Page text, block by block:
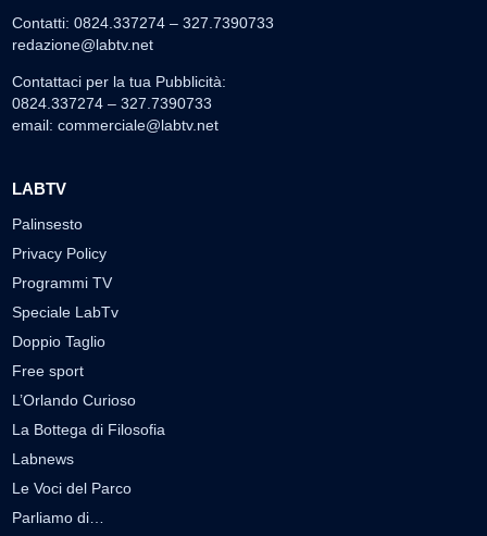
Contatti: 0824.337274 – 327.7390733
redazione@labtv.net
Contattaci per la tua Pubblicità:
0824.337274 – 327.7390733
email: commerciale@labtv.net
LABTV
Palinsesto
Privacy Policy
Programmi TV
Speciale LabTv
Doppio Taglio
Free sport
L’Orlando Curioso
La Bottega di Filosofia
Labnews
Le Voci del Parco
Parliamo di…